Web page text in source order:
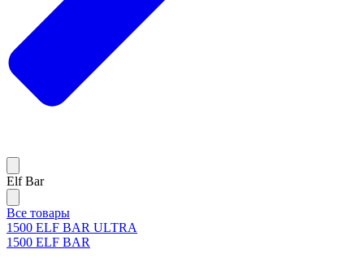
Elf Bar
Все товары
1500 ELF BAR ULTRA
1500 ELF BAR